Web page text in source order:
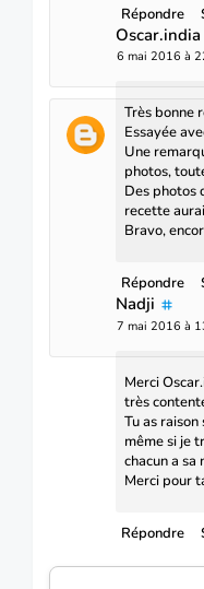
Répondre
Oscar.india
6 mai 2016 à
Très bonne
Essayée
Une
photos,
Des photos
recette
Bravo,
Répondre
Nadji
7 mai 2016 à
Merci
très
Tu as
même si je
chacun a
Merci pour
Répondre